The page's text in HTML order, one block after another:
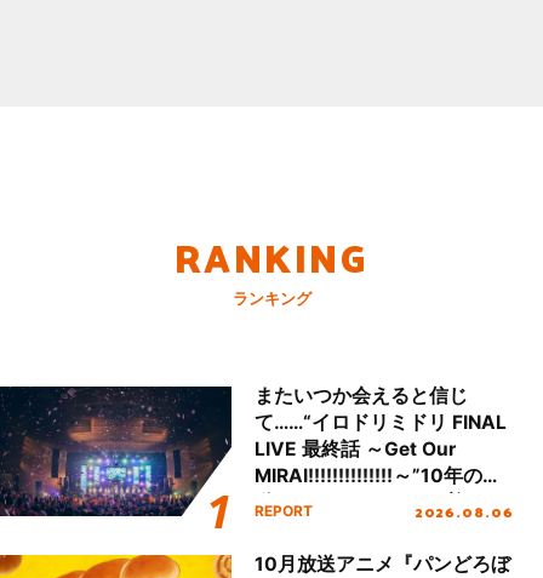
RANKING
ランキング
またいつか会えると信じ
て……“イロドリミドリ FINAL
LIVE 最終話 ～Get Our
MIRAI!!!!!!!!!!!!!!～”10年の活
動を経てファイナルを迎える
REPORT 2026.08.06
10月放送アニメ『パンどろぼ